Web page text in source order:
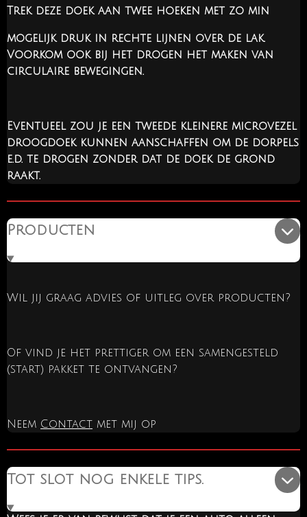
Trek deze doek aan twee hoeken met zo min
mogelijk druk in rechte lijnen over de lak.
Voorkom ook bij het drogen het maken van
circulaire bewegingen.
Eventueel zou je een tweede kleinere microvezel
droogdoek kunnen aanschaffen om de dorpels
e.d. te drogen zonder dat de doek de grond
raakt.
Producten
Wil jij graag advies of uitleg over producten?
Of vind je het prettiger om een samengesteld
(start) pakket te ontvangen?
Neem Contact met mij op
Tot slot nog enkele tips.